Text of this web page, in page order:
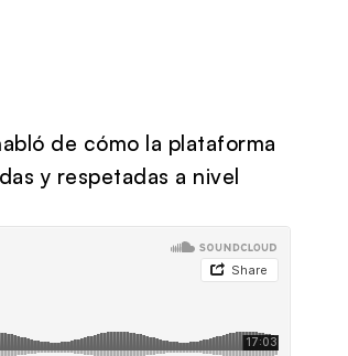
de cómo la plataforma
y respetadas a nivel